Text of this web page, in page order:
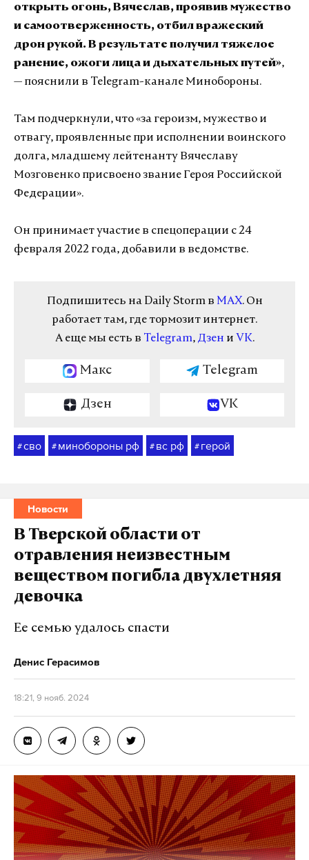
открыть огонь, Вячеслав, проявив мужество
и самоотверженность, отбил вражеский
дрон рукой. В результате получил тяжелое
ранение, ожоги лица и дыхательных путей»,
— пояснили в Telegram-канале Минобороны.
Там подчеркнули, что «за героизм, мужество и
отвагу, проявленные при исполнении воинского
долга, младшему лейтенанту Вячеславу
Мозговенко присвоено звание Героя Российской
Федерации».
Он принимает участие в спецоперации с 24
февраля 2022 года, добавили в ведомстве.
Подпишитесь на Daily Storm в MAX. Он
работает там, где тормозит интернет.
А еще мы есть в Telegram, Дзен и VK.
Макс Telegram
Дзен VK
#сво # минобороны рф # вс рф # герой
Новости
В Тверской области от
отравления неизвестным
веществом погибла двухлетняя
девочка
Ее семью удалось спасти
Денис Герасимов
18:21, 9 нояб. 2024